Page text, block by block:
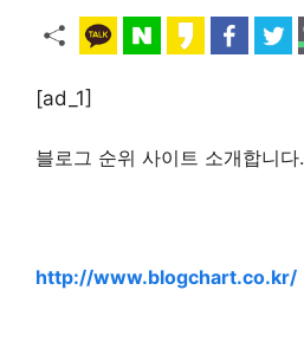
[ad_1]
블로그 순위 사이트 소개합니다.
http://www.blogchart.co.kr/